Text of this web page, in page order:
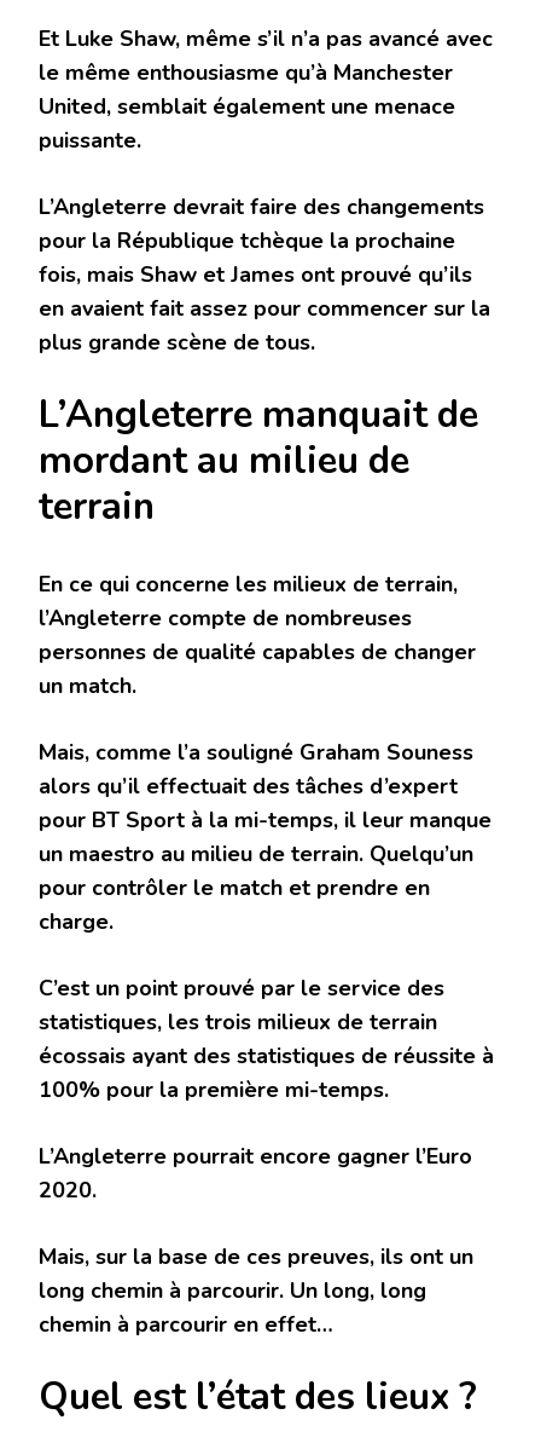
Et Luke Shaw, même s’il n’a pas avancé avec
le même enthousiasme qu’à Manchester
United, semblait également une menace
puissante.
L’Angleterre devrait faire des changements
pour la République tchèque la prochaine
fois, mais Shaw et James ont prouvé qu’ils
en avaient fait assez pour commencer sur la
plus grande scène de tous.
L’Angleterre manquait de
mordant au milieu de
terrain
En ce qui concerne les milieux de terrain,
l’Angleterre compte de nombreuses
personnes de qualité capables de changer
un match.
Mais, comme l’a souligné Graham Souness
alors qu’il effectuait des tâches d’expert
pour BT Sport à la mi-temps, il leur manque
un maestro au milieu de terrain. Quelqu’un
pour contrôler le match et prendre en
charge.
C’est un point prouvé par le service des
statistiques, les trois milieux de terrain
écossais ayant des statistiques de réussite à
100% pour la première mi-temps.
L’Angleterre pourrait encore gagner l’Euro
2020.
Mais, sur la base de ces preuves, ils ont un
long chemin à parcourir. Un long, long
chemin à parcourir en effet…
Quel est l’état des lieux ?